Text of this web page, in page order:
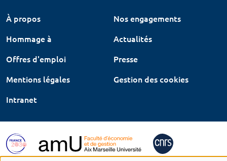
À propos
Nos engagements
Hommage à
Actualités
Offres d'emploi
Presse
Mentions légales
Gestion des cookies
Intranet